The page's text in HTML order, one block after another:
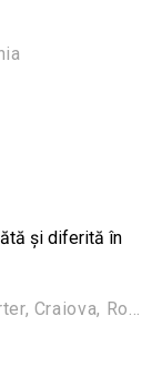
și diferită în